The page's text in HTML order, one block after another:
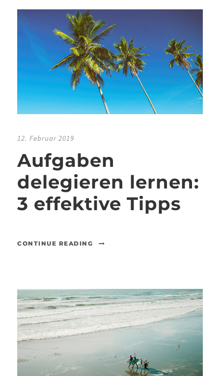
12. Februar 2019
Aufgaben
delegieren lernen:
3 effektive Tipps
CONTINUE READING